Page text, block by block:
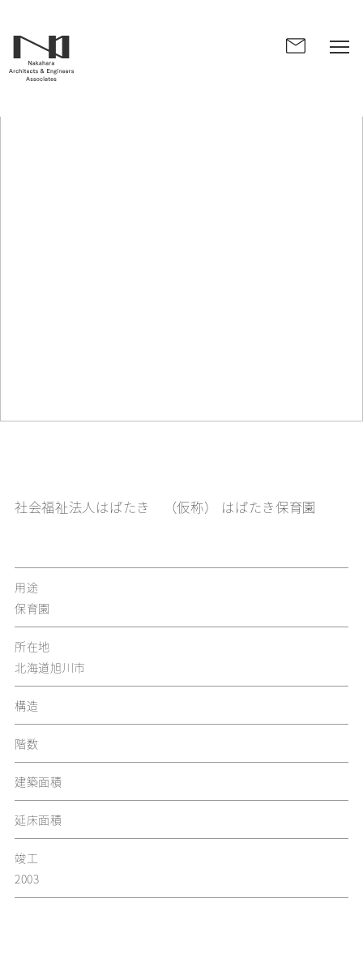
社会福祉法人はばたき （仮称） はばたき保育園
用途
保育園
所在地
北海道旭川市
構造
階数
建築面積
延床面積
竣工
2003